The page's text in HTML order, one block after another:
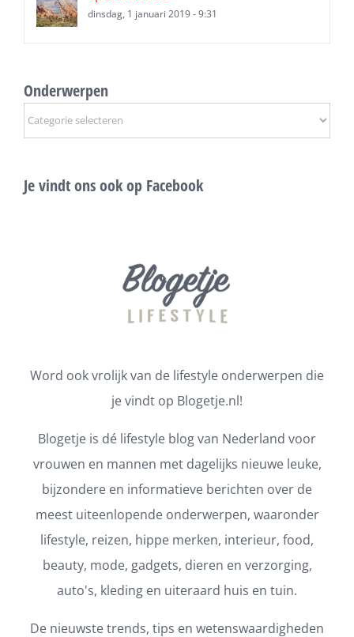
dinsdag, 1 januari 2019 - 9:31
Onderwerpen
Onderwerpen
Je vindt ons ook op Facebook
Word ook vrolijk van de lifestyle onderwerpen die
je vindt op Blogetje.nl!
Blogetje is dé lifestyle blog van Nederland voor
vrouwen en mannen met dagelijks nieuwe leuke,
bijzondere en informatieve berichten over de
meest uiteenlopende onderwerpen, waaronder
lifestyle, reizen, hippe merken, interieur, food,
beauty, mode, gadgets, dieren en verzorging,
auto's, kleding en uiteraard huis en tuin.
De nieuwste trends, tips en wetenswaardigheden